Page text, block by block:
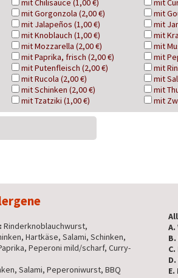
mit Chilisauce (1,00 €) mit
mit Gorgonzola (2,00 €) mit
mit Jalapeños (1,00 €) mit
mit Knoblauch (1,00 €) mit
mit Mozzarella (2,00 €) mit
mit Paprika, frisch (2,00 €) mit
mit Putenfleisch (2,00 €) mit
mit Rucola (2,00 €) mit
mit Schinken (2,00 €) mit
mit Tzatziki (1,00 €) mit
Rinderknoblauchwurst,
Hartkäse, Salami, Schinken,
Peperoni mild/scharf, Curry-
Salami, Peperoniwurst, BBQ